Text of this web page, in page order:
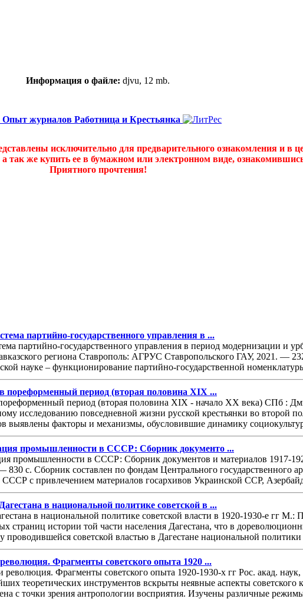
Информация о файле: djvu, 12 mb.
Опыт журналов Работница и Крестьянка
исключительно для предварительного ознакомления и
так же купить ее в бумажном или электронном виде,
Приятного прочтения!
партийно-государственного управления в ...
партийно-государственного управления в период модернизации и
региона Ставрополь: АГРУС Ставропольского ГАУ, 2021. —
науке – функционирование партийно-государственной
пореформенный период (вторая половина XIX ...
период (вторая половина XIX - начало XX века) СПб :
исследованию повседневной жизни русской крестьянки во
выявлены факторы и механизмы, обусловившие динамику
промышленности в СССР: Сборник документо ...
промышленности в СССР: Сборник документов и материалов 1917-
830 с. Сборник составлен по фондам Центрального государственного
СССР с привлечением материалов госархивов Украинской ССР,
в национальной политике советской в ...
в национальной политике советской власти в 1920-1930-е гг
страниц истории той части населения Дагестана, что в
проводившейся советской властью в Дагестане национальной политики
Фрагменты советского опыта 1920 ...
и революция. Фрагменты советского опыта 1920-1930-х гг Рос.
теоретических инструментов вскрыты неявные аспекты советского
с точки зрения антропологии восприятия. Изучены различные